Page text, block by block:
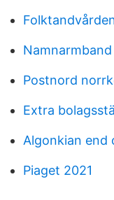
Postnord
Extra
Algonkian end
Piaget 2021